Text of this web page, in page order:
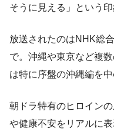
そうに見える」という印
放送されたのはNHK総
で。沖縄や東京など複
は特に序盤の沖縄編を中
朝ドラ特有のヒロイン
や健康不安をリアルに